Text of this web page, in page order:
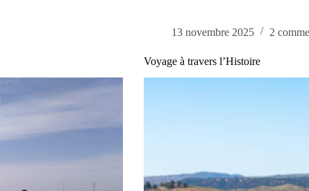
13 novembre 2025 2
Voyage à travers l’Histoire